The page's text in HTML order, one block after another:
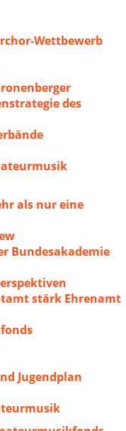
Wettbewerb
des
als nur eine
Bundesakademie
stärk Ehrenamt
Jugendplan